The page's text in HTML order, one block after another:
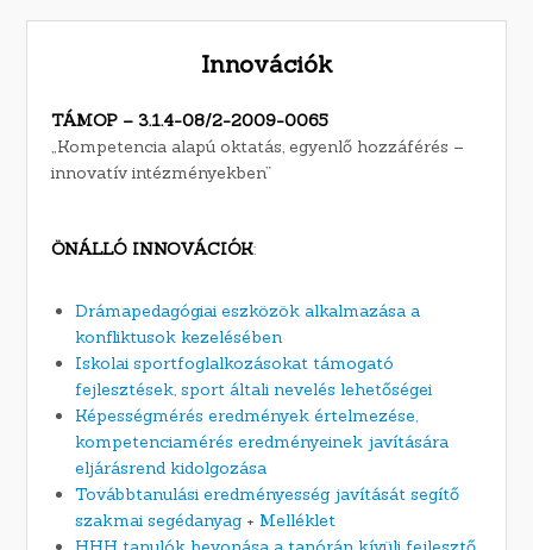
Innovációk
TÁMOP – 3.1.4-08/2-2009-0065
„Kompetencia alapú oktatás, egyenlő hozzáférés –
innovatív intézményekben”
ÖNÁLLÓ INNOVÁCIÓK:
Drámapedagógiai eszközök alkalmazása a
konfliktusok kezelésében
Iskolai sportfoglalkozásokat támogató
fejlesztések, sport általi nevelés lehetőségei
Képességmérés eredmények értelmezése,
kompetenciamérés eredményeinek javítására
eljárásrend kidolgozása
Továbbtanulási eredményesség javítását segítő
szakmai segédanyag + Melléklet